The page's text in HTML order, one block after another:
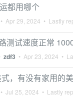
都用哪个
• Apr 29, 2024 • Lastly
测试速度正常
zdf3 • Apr 23, 2024 •
，有没有家用的
• Jul 25, 2024 • Lastly